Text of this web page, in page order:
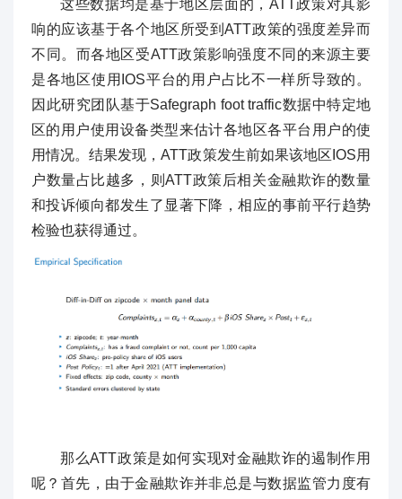
这些数据均是基于地区层面的，ATT政策对其影
响的应该基于各个地区所受到ATT政策的强度差异而
不同。而各地区受ATT政策影响强度不同的来源主要
是各地区使用IOS平台的用户占比不一样所导致的。
因此研究团队基于Safegraph foot traffic数据中特定地
区的用户使用设备类型来估计各地区各平台用户的使
用情况。结果发现，ATT政策发生前如果该地区IOS用
户数量占比越多，则ATT政策后相关金融欺诈的数量
和投诉倾向都发生了显著下降，相应的事前平行趋势
检验也获得通过。
那么ATT政策是如何实现对金融欺诈的遏制作用
呢？首先，由于金融欺诈并非总是与数据监管力度有